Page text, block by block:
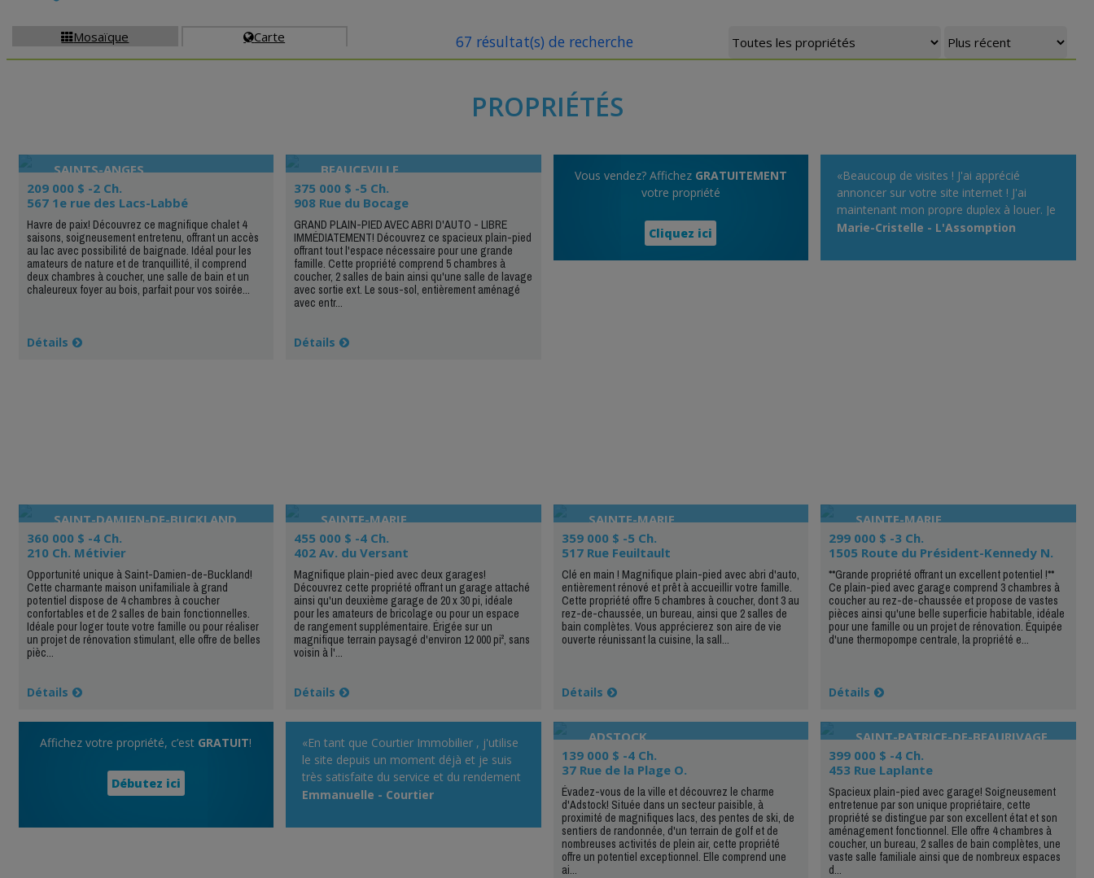
Mosaïque Carte 67 résultat(s) de recherche
PROPRIÉTÉS
SAINTS-ANGES
209 000 $ -2 Ch.
567 1e rue des Lacs-Labbé
Havre de paix! Découvrez ce magnifique chalet 4
saisons, soigneusement entretenu, offrant un accès
au lac avec possibilité de baignade. Idéal pour les
amateurs de nature et de tranquillité, il comprend
deux chambres à coucher, une salle de bain et un
chaleureux foyer au bois, parfait pour vos soirée...
Détails
BEAUCEVILLE
375 000 $ -5 Ch.
908 Rue du Bocage
GRAND PLAIN-PIED AVEC ABRI D'AUTO - LIBRE
IMMÉDIATEMENT! Découvrez ce spacieux plain-pied
offrant tout l'espace nécessaire pour une grande
famille. Cette propriété comprend 5 chambres à
coucher, 2 salles de bain ainsi qu'une salle de lavage
avec sortie ext. Le sous-sol, entièrement aménagé
avec entr...
Détails
Vous vendez? Affichez GRATUITEMENT
votre propriété
Cliquez ici
«Beaucoup de visites ! J'ai apprécié
annoncer sur votre site internet ! J'ai
maintenant mon propre duplex à louer. Je
passe définitivement par votre site!»
Marie-Cristelle - L'Assomption
SAINT-DAMIEN-DE-BUCKLAND
360 000 $ -4 Ch.
210 Ch. Métivier
Opportunité unique à Saint-Damien-de-Buckland!
Cette charmante maison unifamiliale à grand
potentiel dispose de 4 chambres à coucher
confortables et de 2 salles de bain fonctionnelles.
Idéale pour loger toute votre famille ou pour réaliser
un projet de rénovation stimulant, elle offre de belles
pièc...
Détails
SAINTE-MARIE
455 000 $ -4 Ch.
402 Av. du Versant
Magnifique plain-pied avec deux garages!
Découvrez cette propriété offrant un garage attaché
ainsi qu'un deuxième garage de 20 x 30 pi, idéale
pour les amateurs de bricolage ou pour un espace
de rangement supplémentaire. Érigée sur un
magnifique terrain paysagé d'environ 12 000 pi², sans
voisin à l'...
Détails
SAINTE-MARIE
359 000 $ -5 Ch.
517 Rue Feuiltault
Clé en main ! Magnifique plain-pied avec abri d'auto,
entièrement rénové et prêt à accueillir votre famille.
Cette propriété offre 5 chambres à coucher, dont 3 au
rez-de-chaussée, un bureau, ainsi que 2 salles de
bain complètes. Vous apprécierez son aire de vie
ouverte réunissant la cuisine, la sall...
Détails
SAINTE-MARIE
299 000 $ -3 Ch.
1505 Route du Président-Kennedy N.
**Grande propriété offrant un excellent potentiel !**
Ce plain-pied avec garage comprend 3 chambres à
coucher au rez-de-chaussée et propose de vastes
pièces ainsi qu'une belle superficie habitable, idéale
pour une famille ou un projet de rénovation. Équipée
d'une thermopompe centrale, la propriété e...
Détails
Affichez votre propriété, c’est GRATUIT!
Débutez ici
«En tant que Courtier Immobilier , j'utilise
le site depuis un moment déjà et je suis
très satisfaite du service et du rendement
!!! Très belle Visibilité.»
Emmanuelle - Courtier
ADSTOCK
139 000 $ -4 Ch.
37 Rue de la Plage O.
Évadez-vous de la ville et découvrez le charme
d'Adstock! Située dans un secteur paisible, à
proximité de magnifiques lacs, des pentes de ski, de
sentiers de randonnée, d'un terrain de golf et de
nombreuses activités de plein air, cette propriété
offre un potentiel exceptionnel. Elle comprend une
ai...
SAINT-PATRICE-DE-BEAURIVAGE
399 000 $ -4 Ch.
453 Rue Laplante
Spacieux plain-pied avec garage! Soigneusement
entretenue par son unique propriétaire, cette
propriété se distingue par son excellent état et son
aménagement fonctionnel. Elle offre 4 chambres à
coucher, un bureau, 2 salles de bain complètes, une
vaste salle familiale ainsi que de nombreux espaces
d...